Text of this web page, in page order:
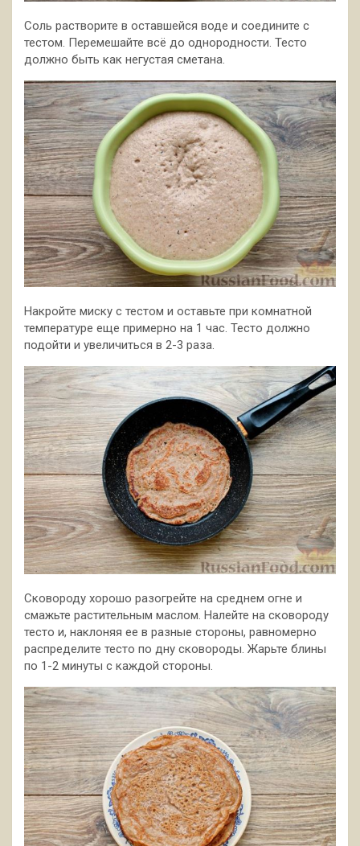
Соль растворите в оставшейся воде и соедините с
тестом. Перемешайте всё до однородности. Тесто
должно быть как негустая сметана.
Накройте миску с тестом и оставьте при комнатной
температуре еще примерно на 1 час. Тесто должно
подойти и увеличиться в 2-3 раза.
Сковороду хорошо разогрейте на среднем огне и
смажьте растительным маслом. Налейте на сковороду
тесто и, наклоняя ее в разные стороны, равномерно
распределите тесто по дну сковороды. Жарьте блины
по 1-2 минуты с каждой стороны.